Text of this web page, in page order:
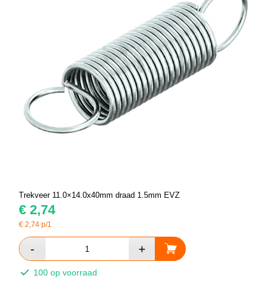
Trekveer 11.0×14.0x40mm draad 1.5mm EVZ
€ 2,74
€2,74 p/1
100 op voorraad